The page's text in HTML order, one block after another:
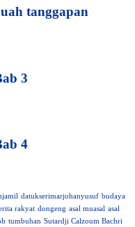
tanggapan
3
4
datukserimarjohanyusuf budaya
rakyat dongeng asal muasal asal
tumbuhan Sutardji Calzoum Bachri